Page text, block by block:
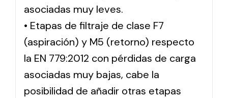
asociadas muy leves.
• Etapas de filtraje de clase F7
(aspiración) y M5 (retorno) respecto
la EN 779:2012 con pérdidas de carga
asociadas muy bajas, cabe la
posibilidad de añadir otras etapas